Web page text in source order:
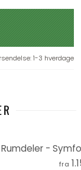
: 1-3 hverdage
Rumdeler -
fra